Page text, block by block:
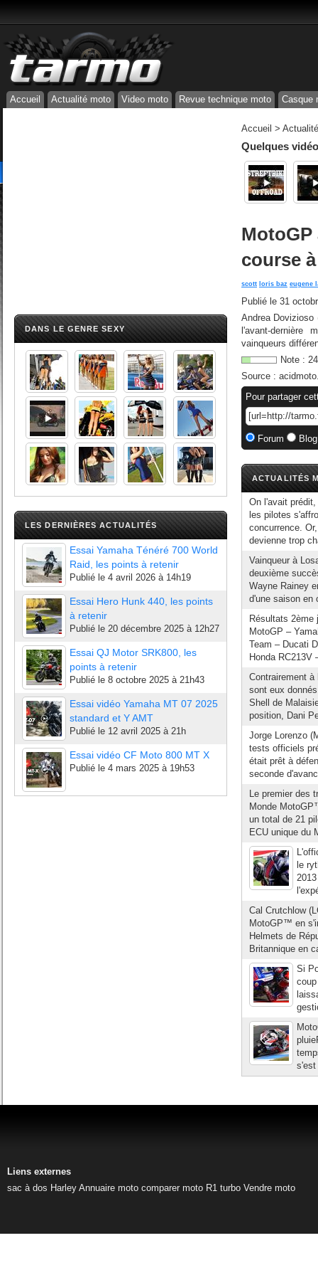
Accueil Actualité moto Video moto Revue technique moto Casque
DANS LE GENRE SEXY
LES DERNIÈRES ACTUALITÉS
Essai Yamaha Ténéré 700 World
Raid, les points à retenir
Publié le 4 avril 2026 à 14h19
Essai Hero Hunk 440, les points
à retenir
Publié le 20 décembre 2025 à 12h27
Essai QJ Motor SRK800, les
points à retenir
Publié le 8 octobre 2025 à 21h43
Essai vidéo Yamaha MT 07 2025
standard et Y AMT
Publié le 12 avril 2025 à 21h
Essai vidéo CF Moto 800 MT X
Publié le 4 mars 2025 à 19h53
Accueil >
Quelques
course
scott loris baz eugene
Publié le 31
Andrea Dovizioso
l'avant-dernière
vainqueurs
Note : 24
Source :
Pour partager
Forum
ACTUALITÉS
On l'avait
les pilotes
concurrence.
devienne trop
Vainqueur à
deuxième
Wayne Rainey
d'une saison en
Résultats 2ème
MotoGP –
Team – Ducati
Honda RC213V
Contrairement
sont eux
Shell de
position, Dani
Jorge Lorenzo
tests officiels
était prêt à
seconde
Le premier des
Monde
un total de 21
ECU unique du
le
Cal Crutchlow
MotoGP™ en
Helmets de
Britannique en
Si
s'est
Liens externes
sac à dos Harley Annuaire moto comparer moto R1 turbo Vendre moto